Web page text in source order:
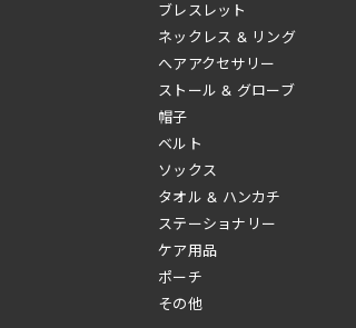
ブレスレット
ネックレス & リング
へアアクセサリー
ストール & グローブ
帽子
ベルト
ソックス
タオル & ハンカチ
ステーショナリー
ケア用品
ポーチ
その他